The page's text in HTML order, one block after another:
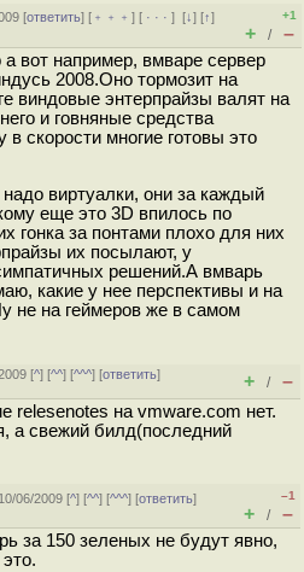
[ответить] [ ﹢﹢﹢] [ · · ·][↓] [↑]
+1
+ / –
вот например, вмваре сервер
2008.Оно тормозит на
виндовые энтерпрайзы валят на
и говняные средства
в скорости многие готовы это
виртуалки, они за каждый
еще это 3D впилось по
гонка за понтами плохо для них
их посылают, у
решений.А вмварь
какие у нее перспективы и на
не на геймеров же в самом
[^] [^^] [^^^] [ответить]
+ / –
relesenotes на vmware.com нет.
а свежий билд(последний
06/2009 [^] [^^] [^^^] [ответить]
–1
+ / –
за 150 зеленых не будут явно,